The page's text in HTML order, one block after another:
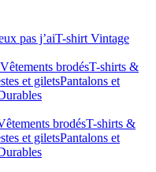
pas j’aiT-shirt Vintage
Vêtements brodésT-shirts &
et giletsPantalons et
brodésT-shirts &
et giletsPantalons et